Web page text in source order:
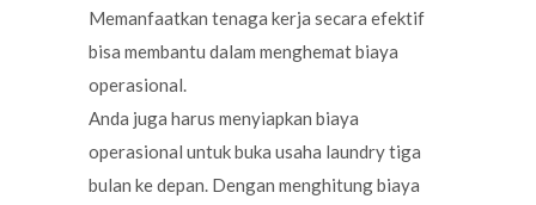
Memanfaatkan tenaga kerja secara efektif
bisa membantu dalam menghemat biaya
operasional.
Anda juga harus menyiapkan biaya
operasional untuk buka usaha laundry tiga
bulan ke depan. Dengan menghitung biaya